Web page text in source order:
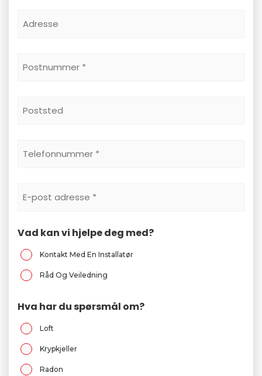
Adresse
Postnummer
Poststed
Telefonnummer
E-
*
Vad kan vi hjelpe deg med?
Kontakt Med En Installatør
Råd Og Veiledning
Hva har du spørsmål om?
Loft
Krypkjeller
Radon